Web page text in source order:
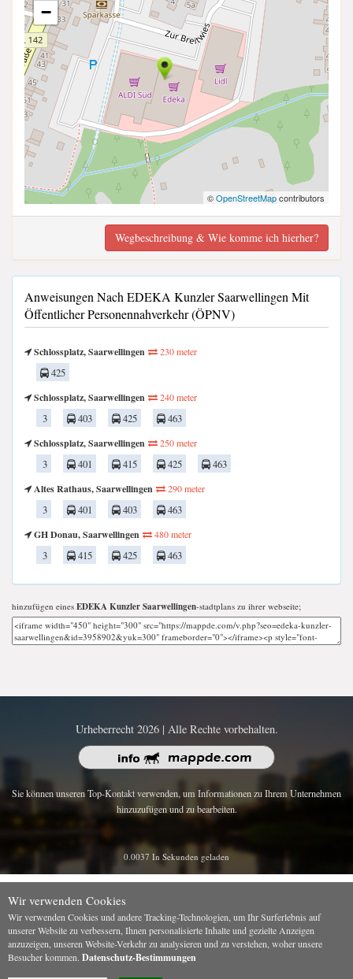
−
©OpenStreetMapcontributors
Wegbeschreibung & Wie komme ich hierher?
Anweisungen Nach EDEKA Kunzler Saarwellingen Mit
Öffentlicher Personennahverkehr (ÖPNV)
Schlossplatz, Saarwellingen 230 meter
425
Schlossplatz, Saarwellingen
240 meter
3 403 425
463
Schlossplatz, Saarwellingen
250 meter
3 401 415 425
463
Altes Rathaus, Saarwellingen
290 meter
3 401 403
463
GH Donau, Saarwellingen
480 meter
3 415 425 463
hinzufügen eines EDEKA Kunzler Saarwellingen-stadtplans zu ihrer webseite;
Urheberrecht 2026 | Alle Rechte vorbehalten.
Sie können unseren Top-Kontakt verwenden, um Informationen zu Ihrem Unternehmen
hinzuzufügen und zu bearbeiten.
0.0037 In Sekunden geladen
Wir verwenden Cookies
Wir verwenden Cookies und andere Tracking-Technologien, um Ihr Surferlebnis auf
unserer Website zu verbessern, Ihnen personalisierte Inhalte und gezielte Anzeigen
anzuzeigen, unseren Website-Verkehr zu analysieren und zu verstehen, woher unsere
Besucher kommen. Datenschutz-Bestimmungen